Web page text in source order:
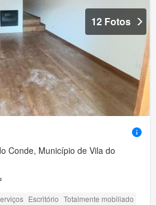
12 Fotos
Conde, Município de Vila do
Escritório Totalmente mobiliado